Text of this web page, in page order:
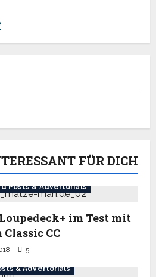
FÜR DICH
Posts & Advertorials
im Test mit
CC
5
& Advertorials